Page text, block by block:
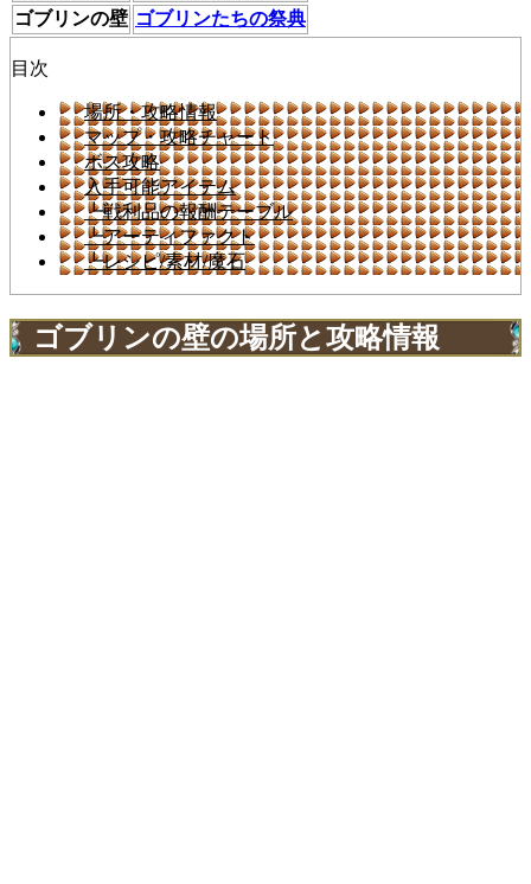
ゴブリンの壁 ゴブリンたちの祭典
目次
場所・攻略情報
マップ・攻略チャート
ボス攻略
入手可能アイテム
┗戦利品の報酬テーブル
┗アーティファクト
┗レシピ/素材/魔石
ゴブリンの壁の場所と攻略情報